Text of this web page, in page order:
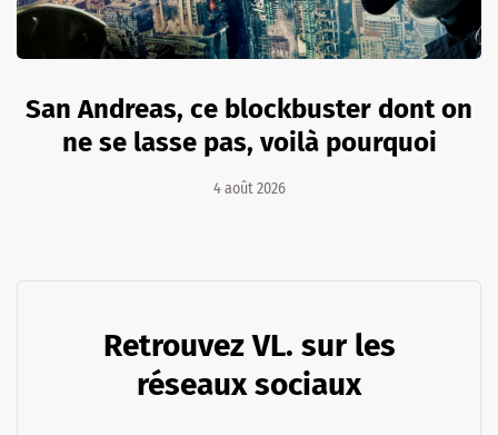
San Andreas, ce blockbuster dont on
ne se lasse pas, voilà pourquoi
4 août 2026
Retrouvez VL. sur les
réseaux sociaux